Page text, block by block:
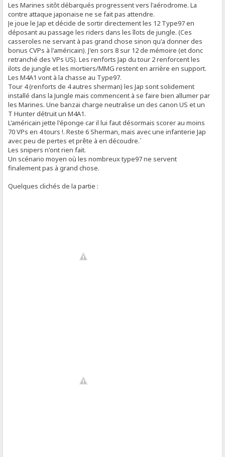
Les Marines sitôt débarqués progressent vers l'aérodrome. La
contre attaque japonaise ne se fait pas attendre.
Je joue le Jap et décide de sortir directement les 12 Type97 en
déposant au passage les riders dans les îlots de jungle. (Ces
casseroles ne servant à pas grand chose sinon qu'a donner des
bonus CVPs à l'américain). J'en sors 8 sur 12 de mémoire (et donc
retranché des VPs US). Les renforts Jap du tour 2 renforcent les
ilots de jungle et les mortiers/MMG restent en arrière en support.
Les M4A1 vont à la chasse au Type97.
Tour 4 (renforts de 4 autres sherman) les Jap sont solidement
installé dans la Jungle mais commencent à se faire bien allumer par
les Marines. Une banzai charge neutralise un des canon US et un
T Hunter détruit un M4A1.
L'américain jette l'éponge car il lui faut désormais scorer au moins
70 VPs en 4 tours !. Reste 6 Sherman, mais avec une infanterie Jap
avec peu de pertes et prête à en découdre.`
Les snipers n'ont rien fait.
Un scénario moyen où les nombreux type97 ne servent
finalement pas à grand chose.
Quelques clichés de la partie :